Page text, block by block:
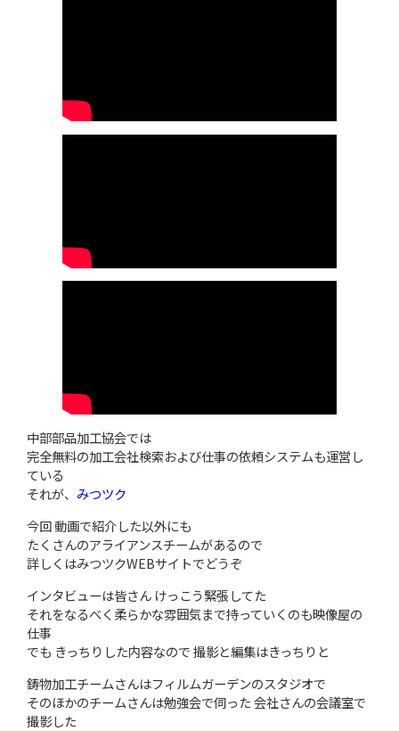
中部部品加工協会では
完全無料の加工会社検索および仕事の依頼システムも運営し
ている
それが、 みつツク
今回 動画で紹介した以外にも
たくさんのアライアンスチームがあるので
詳しくはみつツクWEBサイトでどうぞ
インタビューは皆さん けっこう緊張してた
それをなるべく柔らかな雰囲気まで持っていくのも映像屋の
仕事
でも きっちりした内容なので 撮影と編集はきっちりと
鋳物加工チームさんはフィルムガーデンのスタジオで
そのほかのチームさんは勉強会で伺った 会社さんの会議室で
撮影した